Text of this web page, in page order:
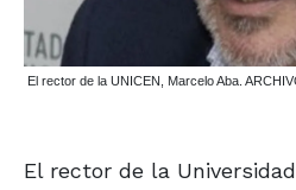
El rector de la UNICEN, Marcelo Aba.
El rector de la